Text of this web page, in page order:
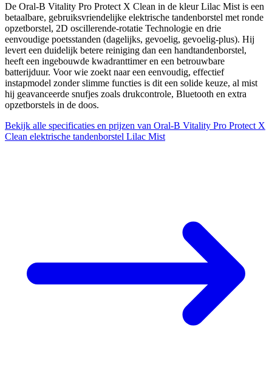
De Oral-B Vitality Pro Protect X Clean in de kleur Lilac Mist is een
betaalbare, gebruiksvriendelijke elektrische tandenborstel met ronde
opzetborstel, 2D oscillerende-rotatie Technologie en drie
eenvoudige poetsstanden (dagelijks, gevoelig, gevoelig-plus). Hij
levert een duidelijk betere reiniging dan een handtandenborstel,
heeft een ingebouwde kwadranttimer en een betrouwbare
batterijduur. Voor wie zoekt naar een eenvoudig, effectief
instapmodel zonder slimme functies is dit een solide keuze, al mist
hij geavanceerde snufjes zoals drukcontrole, Bluetooth en extra
opzetborstels in de doos.
Bekijk alle specificaties en prijzen van Oral-B Vitality Pro Protect X
Clean elektrische tandenborstel Lilac Mist